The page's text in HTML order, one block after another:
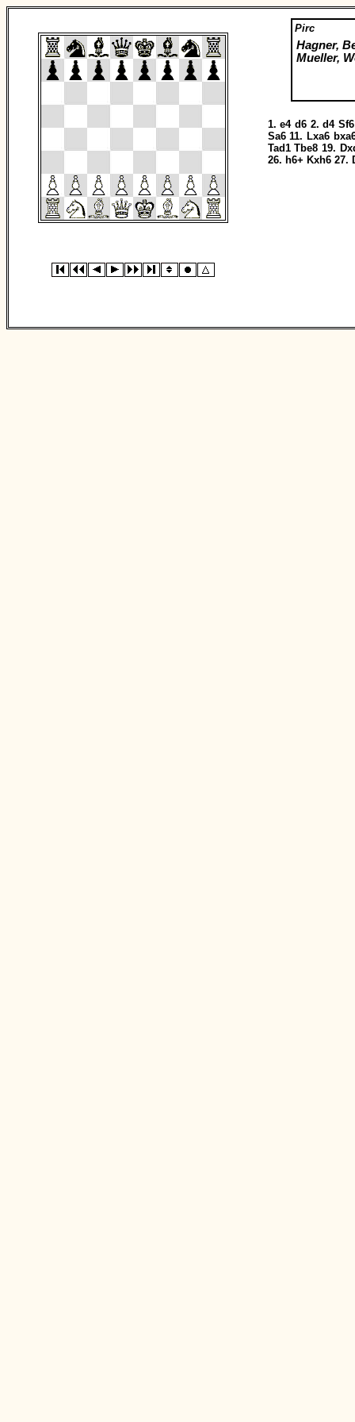
Pirc
Hagner,
Mueller,
1.e4 d6 2.d4 Sf6
Sa611.Lxa6
Tad1 Tbe8 19.
26. h6+ Kxh627.